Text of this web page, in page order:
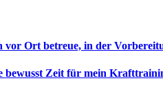
Ort betreue, in der
bewusst Zeit für mein